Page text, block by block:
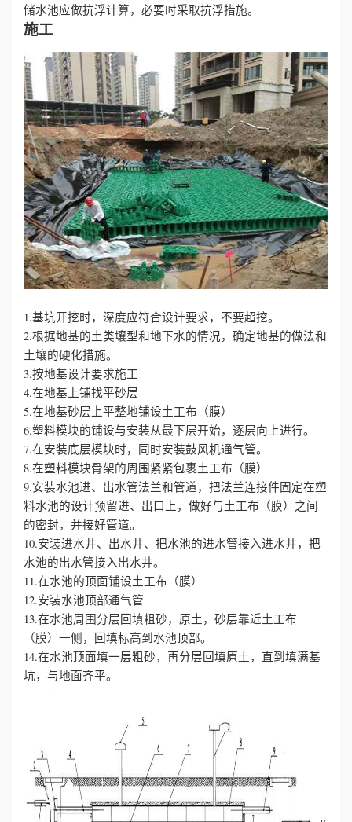
储水池应做抗浮计算，必要时采取抗浮措施。
施工
1.基坑开挖时，深度应符合设计要求，不要超挖。
2.根据地基的土类壤型和地下水的情况，确定地基的做法和
土壤的硬化措施。
3.按地基设计要求施工
4.在地基上铺找平砂层
5.在地基砂层上平整地铺设土工布（膜）
6.塑料模块的铺设与安装从最下层开始，逐层向上进行。
7.在安装底层模块时，同时安装鼓风机通气管。
8.在塑料模块骨架的周围紧紧包裹土工布（膜）
9.安装水池进、出水管法兰和管道，把法兰连接件固定在塑
料水池的设计预留进、出口上，做好与土工布（膜）之间
的密封，并接好管道。
10.安装进水井、出水井、把水池的进水管接入进水井，把
水池的出水管接入出水井。
11.在水池的顶面铺设土工布（膜）
12.安装水池顶部通气管
13.在水池周围分层回填粗砂，原土，砂层靠近土工布
（膜）一侧，回填标高到水池顶部。
14.在水池顶面填一层粗砂，再分层回填原土，直到填满基
坑，与地面齐平。